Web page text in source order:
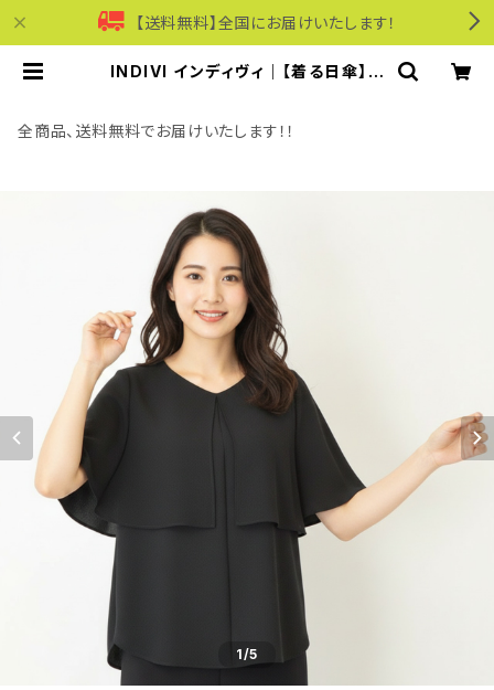
【送料無料】全国にお届けいたします！
INDIVI インディヴィ｜【着る日傘】シ
能 ストレッチ レディース 177-8540
1 ブラック | モリワンワールドオンラ
全商品、送料無料でお届けいたします！！
1/5